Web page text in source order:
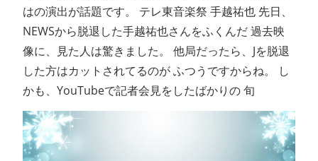
はの演出が話題です。 テレ東音楽祭 手越祐也 先日、
NEWSから脱退した手越祐也さんをふくんだ 過去映
像に、見た人は驚きました。 他局だったら、Jを脱退
した方はカットされてるのが ふつうですからね。 し
かも、YouTubeで記者会見をしたばかりの 旬